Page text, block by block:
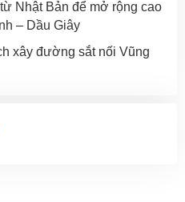
Nhật Bản để mở rộng cao
– Dầu Giây
xây đường sắt nối Vũng